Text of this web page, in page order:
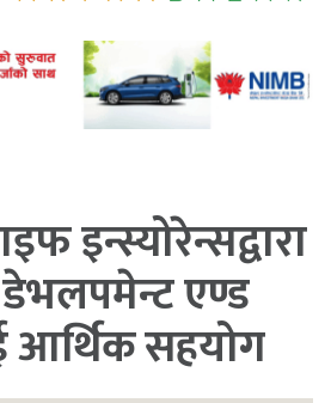
इन्स्योरेन्सद्वारा
डेभलपमेन्ट एण्ड
सहयोग